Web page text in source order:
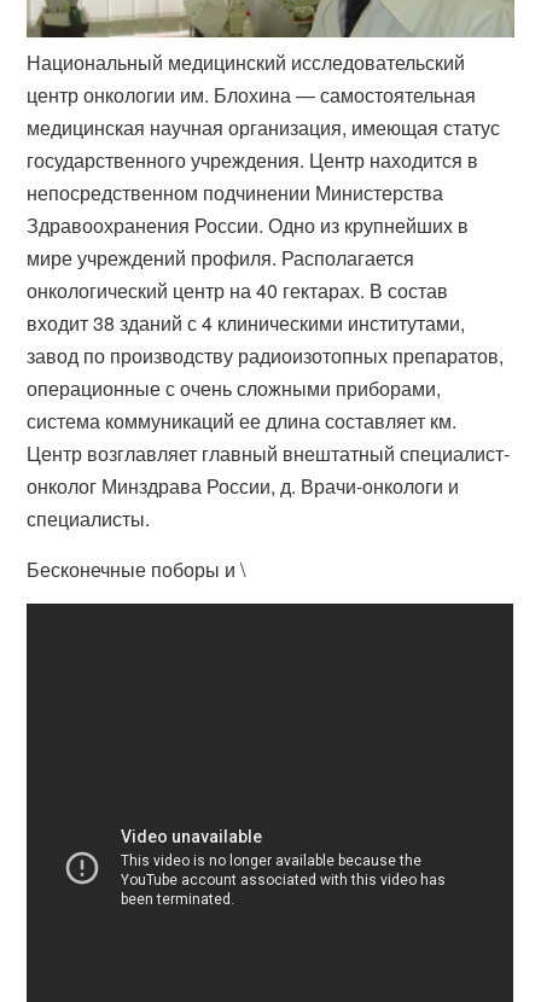
Национальный медицинский исследовательский
центр онкологии им. Блохина — самостоятельная
медицинская научная организация, имеющая статус
государственного учреждения. Центр находится в
непосредственном подчинении Министерства
Здравоохранения России. Одно из крупнейших в
мире учреждений профиля. Располагается
онкологический центр на 40 гектарах. В состав
входит 38 зданий с 4 клиническими институтами,
завод по производству радиоизотопных препаратов,
операционные с очень сложными приборами,
система коммуникаций ее длина составляет км.
Центр возглавляет главный внештатный специалист-
онколог Минздрава России, д. Врачи-онкологи и
специалисты.
Бесконечные поборы и \